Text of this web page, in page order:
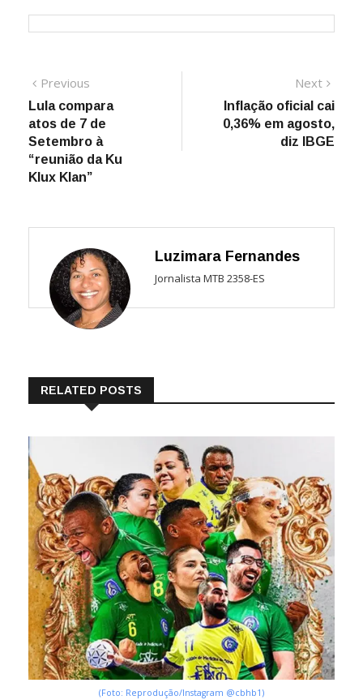
Navegação
de
Post
Previous
post:
Lula compara
atos de 7 de
Setembro à
“reunião da Ku
Klux Klan”
Next
post:
Inflação oficial cai
0,36% em agosto,
diz IBGE
Luzimara Fernandes
Jornalista MTB 2358-ES
RELATED POSTS
(Foto: Reprodução/Instagram @cbhb1)